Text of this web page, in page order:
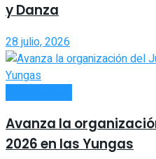
y Danza
28 julio, 2026
Avanza la
2026 en las Yungas